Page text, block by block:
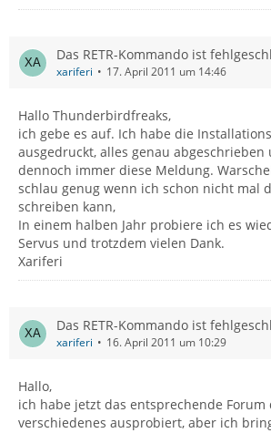
Das RETR-Kommando ist
xariferi 17. April 2011 um 14:46
Hallo Thunderbirdfreaks,
ich gebe es auf. Ich habe die
ausgedruckt, alles genau abgeschrieben
dennoch immer diese Meldung.
schlau genug wenn ich schon nicht mal
schreiben kann,
In einem halben Jahr probiere ich es
Servus und trotzdem vielen Dank.
Xariferi
Das RETR-Kommando ist
xariferi 16. April 2011 um 10:29
Hallo,
ich habe jetzt das entsprechende Forum
verschiedenes ausprobiert, aber ich